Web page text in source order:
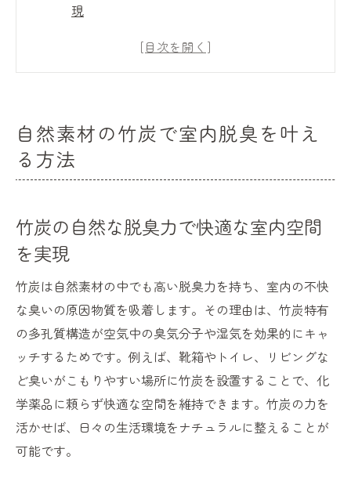
現
竹炭を使ったエコな消臭対策の基本ポイン
竹炭でおしゃれな室内インテリアと消臭を
両立
竹炭の消臭効果が続く理由と期間の目安
竹炭の効果を保つための正しい使い方
竹炭消臭効果の持続時間を比較してみよう
竹炭の脱臭力が落ちるサインと対策方法
竹炭の消臭効果を長持ちさせるコツ
おしゃれインテリアにも最適な竹炭活用術
竹炭で叶えるおしゃれな消臭インテリア実
自然素材の竹炭で室内脱臭を叶え
る方法
竹炭の自然な脱臭力で快適な室内空間
を実現
竹炭は自然素材の中でも高い脱臭力を持ち、室内の不快
な臭いの原因物質を吸着します。その理由は、竹炭特有
の多孔質構造が空気中の臭気分子や湿気を効果的にキャ
ッチするためです。例えば、靴箱やトイレ、リビングな
ど臭いがこもりやすい場所に竹炭を設置することで、化
学薬品に頼らず快適な空間を維持できます。竹炭の力を
活かせば、日々の生活環境をナチュラルに整えることが
可能です。